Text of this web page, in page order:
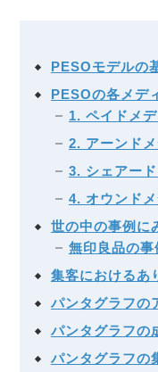
PESOモデルの
PESOの各メデ
1. ペイドメ
2. アーンド
3. シェアー
4. オウンド
世の中の事例に
無印良品の事
集客におけるあ
パンタグラフの
パンタグラフの
パンタグラフの